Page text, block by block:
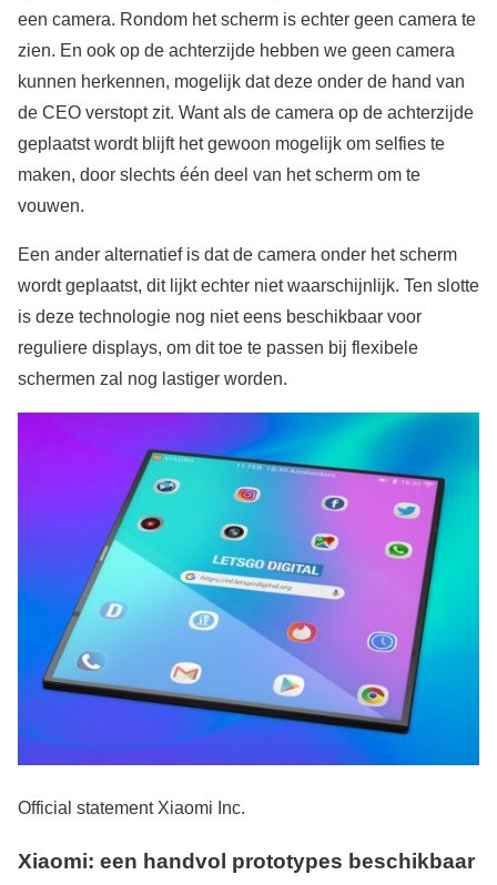
een camera. Rondom het scherm is echter geen camera te
zien. En ook op de achterzijde hebben we geen camera
kunnen herkennen, mogelijk dat deze onder de hand van
de CEO verstopt zit. Want als de camera op de achterzijde
geplaatst wordt blijft het gewoon mogelijk om selfies te
maken, door slechts één deel van het scherm om te
vouwen.
Een ander alternatief is dat de camera onder het scherm
wordt geplaatst, dit lijkt echter niet waarschijnlijk. Ten slotte
is deze technologie nog niet eens beschikbaar voor
reguliere displays, om dit toe te passen bij flexibele
schermen zal nog lastiger worden.
Official statement Xiaomi Inc.
Xiaomi: een handvol prototypes beschikbaar